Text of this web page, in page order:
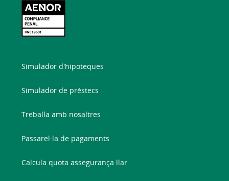
Simulador d'hipoteques
Simulador de préstecs
Treballa amb nosaltres
Passarel·la de pagaments
Calcula quota assegurança llar